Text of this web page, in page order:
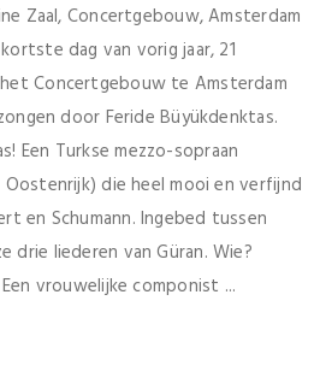
Zaal, Concertgebouw, Amsterdam
dag van vorig jaar, 21
Concertgebouw te Amsterdam
door Feride Büyükdenktas.
Een Turkse mezzo-sopraan
die heel mooi en verfijnd
en Schumann. Ingebed tussen
drie liederen van Güran. Wie?
Een vrouwelijke componist ...